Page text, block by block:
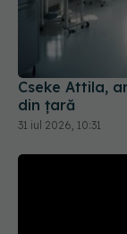
Cseke Attila,
din țară
31 iul 2026, 10:31